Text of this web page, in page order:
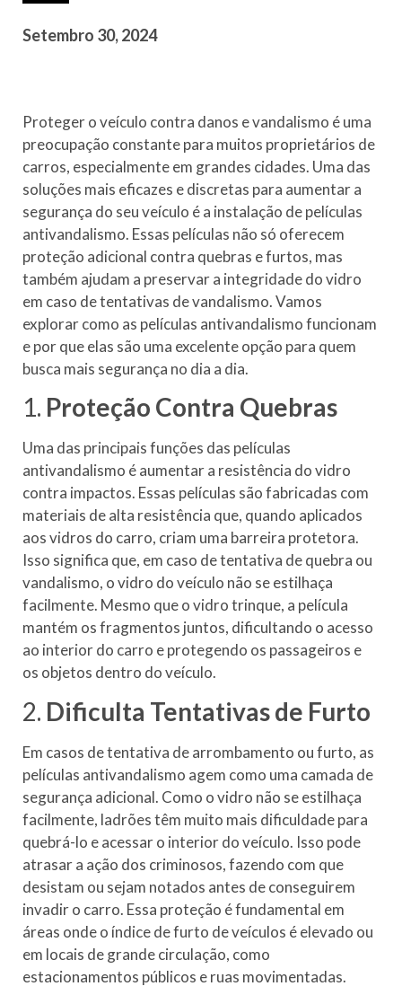
Setembro 30, 2024
Proteger o veículo contra danos e vandalismo é uma
preocupação constante para muitos proprietários de
carros, especialmente em grandes cidades. Uma das
soluções mais eficazes e discretas para aumentar a
segurança do seu veículo é a instalação de películas
antivandalismo. Essas películas não só oferecem
proteção adicional contra quebras e furtos, mas
também ajudam a preservar a integridade do vidro
em caso de tentativas de vandalismo. Vamos
explorar como as películas antivandalismo funcionam
e por que elas são uma excelente opção para quem
busca mais segurança no dia a dia.
1. Proteção Contra Quebras
Uma das principais funções das películas
antivandalismo é aumentar a resistência do vidro
contra impactos. Essas películas são fabricadas com
materiais de alta resistência que, quando aplicados
aos vidros do carro, criam uma barreira protetora.
Isso significa que, em caso de tentativa de quebra ou
vandalismo, o vidro do veículo não se estilhaça
facilmente. Mesmo que o vidro trinque, a película
mantém os fragmentos juntos, dificultando o acesso
ao interior do carro e protegendo os passageiros e
os objetos dentro do veículo.
2. Dificulta Tentativas de Furto
Em casos de tentativa de arrombamento ou furto, as
películas antivandalismo agem como uma camada de
segurança adicional. Como o vidro não se estilhaça
facilmente, ladrões têm muito mais dificuldade para
quebrá-lo e acessar o interior do veículo. Isso pode
atrasar a ação dos criminosos, fazendo com que
desistam ou sejam notados antes de conseguirem
invadir o carro. Essa proteção é fundamental em
áreas onde o índice de furto de veículos é elevado ou
em locais de grande circulação, como
estacionamentos públicos e ruas movimentadas.